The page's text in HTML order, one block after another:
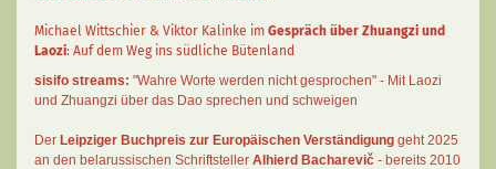
Michael Wittschier & Viktor Kalinke im Gespräch über Zhuangzi und
Laozi: Auf dem Weg ins südliche Bütenland
sisifo streams: "Wahre Worte werden nicht gesprochen" - Mit Laozi
und Zhuangzi über das Dao sprechen und schweigen
Der Leipziger Buchpreis zur Europäischen Verständigung geht 2025
an den belarussischen Schriftsteller Alhierd Bacharevič - bereits 2010